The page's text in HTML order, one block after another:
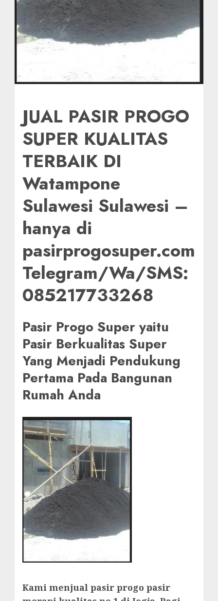
JUAL PASIR PROGO
SUPER KUALITAS
TERBAIK DI
Watampone
Sulawesi Sulawesi –
hanya di
pasirprogosuper.com
Telegram/Wa/SMS:
085217733268
Pasir Progo Super yaitu
Pasir Berkualitas Super
Yang Menjadi Pendukung
Pertama Pada Bangunan
Rumah Anda
Kami menjual pasir progo pasir